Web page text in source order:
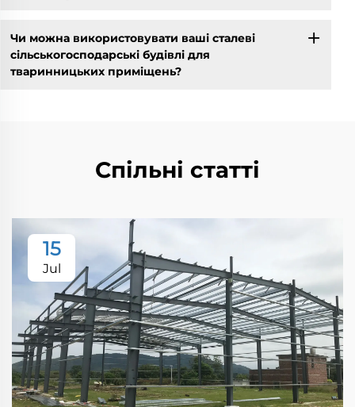
Чи можна використовувати ваші сталеві
сільськогосподарські будівлі для
тваринницьких приміщень?
Спільні статті
15
Jul